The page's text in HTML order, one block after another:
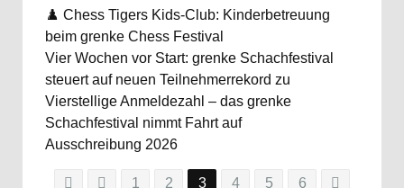
♟️ Chess Tigers Kids-Club: Kinderbetreuung
beim grenke Chess Festival
Vier Wochen vor Start: grenke Schachfestival
steuert auf neuen Teilnehmerrekord zu
Vierstellige Anmeldezahl – das grenke
Schachfestival nimmt Fahrt auf
Ausschreibung 2026
1 2 3 4 5 6